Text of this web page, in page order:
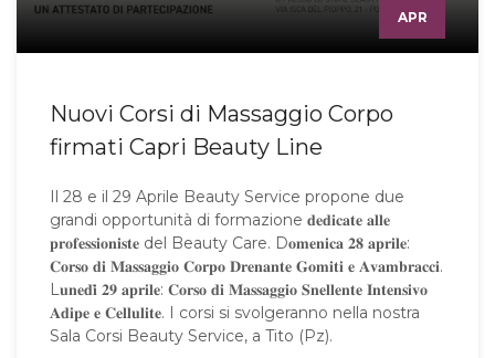
APR
Nuovi Corsi di Massaggio Corpo
firmati Capri Beauty Line
Il 28 e il 29 Aprile Beauty Service propone due
grandi opportunità di formazione 𝐝𝐞𝐝𝐢𝐜𝐚𝐭𝐞 𝐚𝐥𝐥𝐞
𝐩𝐫𝐨𝐟𝐞𝐬𝐬𝐢𝐨𝐧𝐢𝐬𝐭𝐞 del Beauty Care. D𝐨𝐦𝐞𝐧𝐢𝐜𝐚 𝟐𝟖 𝐚𝐩𝐫𝐢𝐥𝐞:
𝐂𝐨𝐫𝐬𝐨 𝐝𝐢 𝐌𝐚𝐬𝐬𝐚𝐠𝐠𝐢𝐨 𝐂𝐨𝐫𝐩𝐨 𝐃𝐫𝐞𝐧𝐚𝐧𝐭𝐞 𝐆𝐨𝐦𝐢𝐭𝐢 𝐞 𝐀𝐯𝐚𝐦𝐛𝐫𝐚𝐜𝐜𝐢.
L𝐮𝐧𝐞𝐝𝐢̀ 𝟐𝟗 𝐚𝐩𝐫𝐢𝐥𝐞: 𝐂𝐨𝐫𝐬𝐨 𝐝𝐢 𝐌𝐚𝐬𝐬𝐚𝐠𝐠𝐢𝐨 𝐒𝐧𝐞𝐥𝐥𝐞𝐧𝐭𝐞 𝐈𝐧𝐭𝐞𝐧𝐬𝐢𝐯𝐨
𝐀𝐝𝐢𝐩𝐞 𝐞 𝐂𝐞𝐥𝐥𝐮𝐥𝐢𝐭𝐞. I corsi si svolgeranno nella nostra
Sala Corsi Beauty Service, a Tito (Pz).